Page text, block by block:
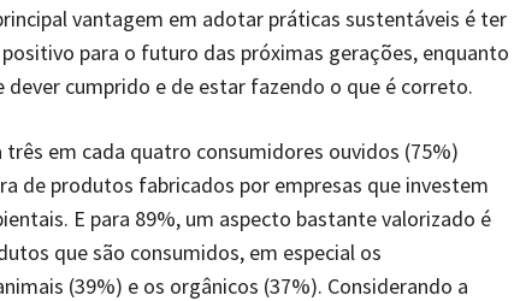
vantagem em adotar práticas sustentáveis é ter
para o futuro das próximas gerações, enquanto
dever cumprido e de estar fazendo o que é correto.
em cada quatro consumidores ouvidos (75%)
de produtos fabricados por empresas que investem
E para 89%, um aspecto bastante valorizado é
que são consumidos, em especial os
(39%) e os orgânicos (37%). Considerando a